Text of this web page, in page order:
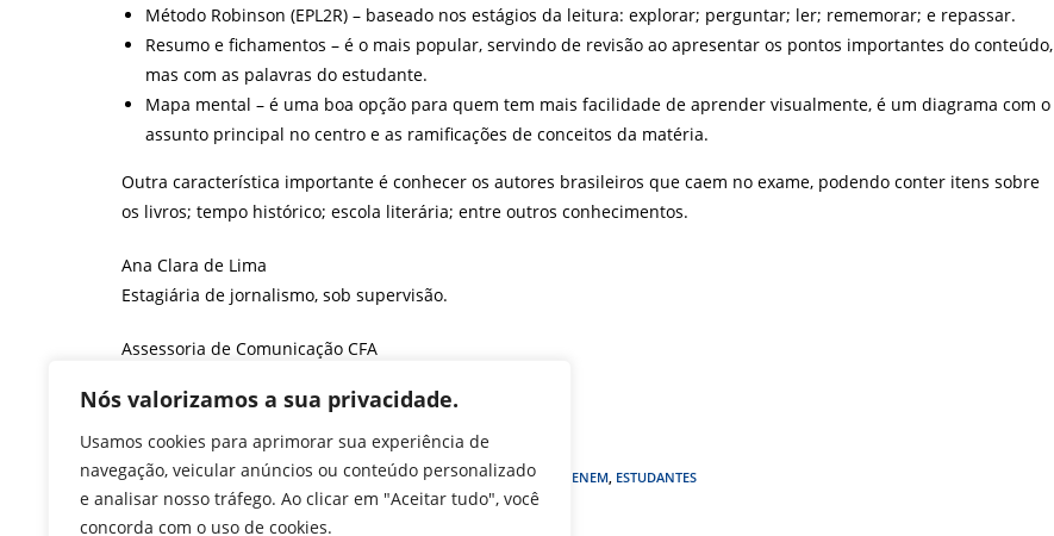
Nós valorizamos a sua privacidade.
Usamos cookies para aprimorar sua experiência de
navegação, veicular anúncios ou conteúdo personalizado
e analisar nosso tráfego. Ao clicar em "Aceitar tudo", você
concorda com o uso de cookies.
Método Robinson (EPL2R) – baseado nos estágios da leitura: explorar; perguntar; ler; rememorar; e repassar.
Resumo e fichamentos – é o mais popular, servindo de revisão ao apresentar os pontos importantes do conteúdo,
mas com as palavras do estudante.
Mapa mental – é uma boa opção para quem tem mais facilidade de aprender visualmente, é um diagrama com o
assunto principal no centro e as ramificações de conceitos da matéria.
Outra característica importante é conhecer os autores brasileiros que caem no exame, podendo conter itens sobre
os livros; tempo histórico; escola literária; entre outros conhecimentos.
Ana Clara de Lima
Estagiária de jornalismo, sob supervisão.
Assessoria de Comunicação CFA
F
a
c
e
T
w
itt
er
Li
n
k
e
W
h
at
s
M
e
ss
e
Pr
in
tF
ri
TAGS:ADMINISTRAÇÃO, CFA, CONSELHO FEDERAL DE ADMINISTRAÇÃO ENEM, ESTUDANTES